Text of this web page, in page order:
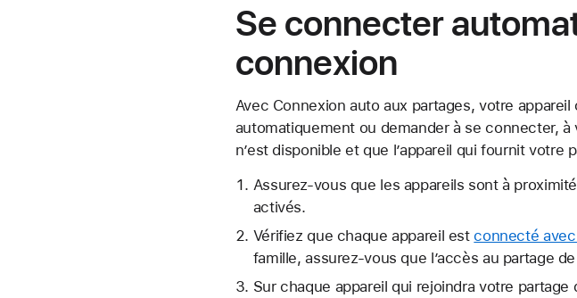
Se connecter
connexion
Avec Connexion auto aux partages, votre
automatiquement ou demander à se connecter,
n’est disponible et que l’appareil qui fournit
Assurez-vous que les appareils sont à
activés.
Vérifiez que chaque appareil estconnecté
famille, assurez-vous que l’accès au partage
Sur chaque appareil qui rejoindra votre